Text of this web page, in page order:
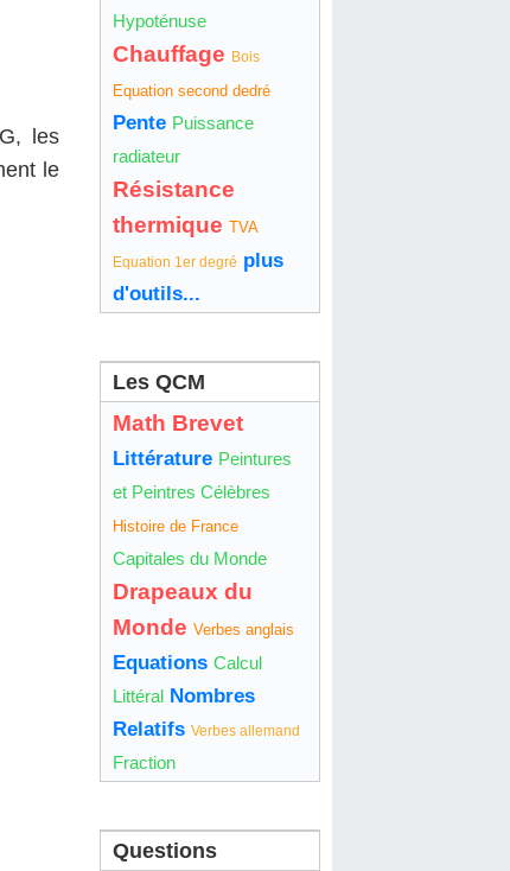
les
le
Hypoténuse
Chauffage Bois
Equation second dedré
Pente Puissance
radiateur
Résistance
thermique TVA
Equation 1er degré plus
d'outils...
Les QCM
Math Brevet
Littérature Peintures
et Peintres Célèbres
Histoire de France
Capitales du Monde
Drapeaux du
Monde Verbes anglais
Equations Calcul
Littéral Nombres
Relatifs Verbes allemand
Fraction
Questions